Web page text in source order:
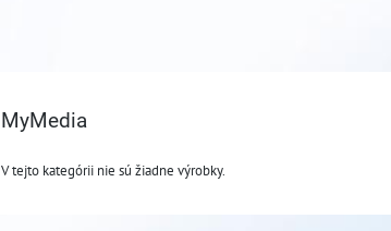
MyMedia
V tejto kategórii nie sú žiadne výrobky.